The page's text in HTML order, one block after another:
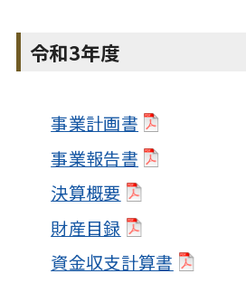
令和3年度
事業計画書
事業報告書
決算概要
財産目録
資金収支計算書